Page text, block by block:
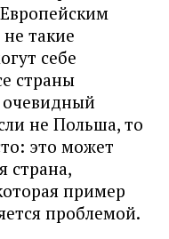
такие
себе
страны
не Польша, то
это может
страна,
пример
проблемой.